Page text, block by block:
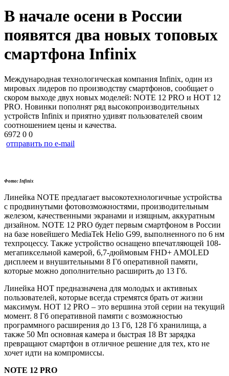
В начале осени в России
появятся два новых топовых
смартфона Infinix
Международная технологическая компания Infinix, один из
мировых лидеров по производству смартфонов, сообщает о
скором выходе двух новых моделей: NOTE 12 PRO и HOT 12
PRO. Новинки пополнят ряд высокопроизводительных
устройств Infinix и приятно удивят пользователей своим
соотношением цены и качества.
6972 0 0
отправить по e-mail
Фото: Infinix
Линейка NOTE предлагает высокотехнологичные устройства
с продвинутыми фотовозможностями, производительным
железом, качественными экранами и изящным, аккуратным
дизайном. NOTE 12 PRO будет первым смартфоном в России
на базе новейшего MediaTek Helio G99, выполненного по 6 нм
техпроцессу. Также устройство оснащено впечатляющей 108-
мегапиксельной камерой, 6,7-дюймовым FHD+ AMOLED
дисплеем и внушительными 8 Гб оперативной памяти,
которые можно дополнительно расширить до 13 Гб.
Линейка HOT предназначена для молодых и активных
пользователей, которые всегда стремятся брать от жизни
максимум. HOT 12 PRO – это вершина этой серии на текущий
момент. 8 Гб оперативной памяти с возможностью
программного расширения до 13 Гб, 128 Гб хранилища, а
также 50 Мп основная камера и быстрая 18 Вт зарядка
превращают смартфон в отличное решение для тех, кто не
хочет идти на компромиссы.
NOTE 12 PRO